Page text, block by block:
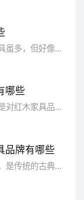
中国家具
主席单
”、“中国轻
技术企
家信用评价
单位”，“广
“广东省守
企业”等众
如今，市场上的红木家具虽多，但好像并不能满足人们的需求，由于质量方面有差距，很多人都喜欢去选择很知名的红木家具品牌，特别是比较有出名的品牌。
哪些
十大红木家具的存在，是对红木家具品牌的综合考量，同时也是消费者在购买红木家具时的一个选择方向，那么对于十大红木家具比较新...
品牌有哪些
​红木家具具有古典气质，是传统的古典家具。红木家具用硬木制成，采用酸枝木或花梨木，是名贵的树种材料，因此红木家具的价格非常昂贵。那么值得关注的红木家具品牌有哪些呢?一起来看。